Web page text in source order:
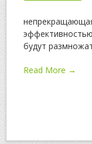
будут
Read More →